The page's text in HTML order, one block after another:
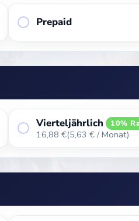
Prepaid
Vierteljährlich 10%
16,88 €(5,63 € / Monat)